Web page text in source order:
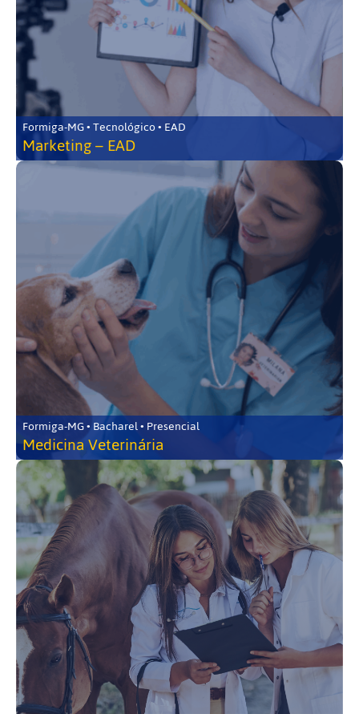
Formiga-MG • Tecnológico • EAD
Marketing – EAD
Formiga-MG • Bacharel • Presencial
Medicina Veterinária